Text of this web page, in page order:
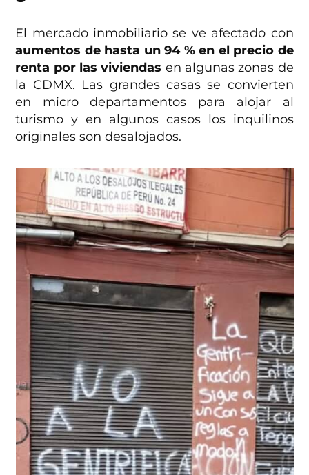
El mercado inmobiliario se ve afectado con
aumentos de hasta un 94 % en el precio de
renta por las viviendas en algunas zonas de
la CDMX. Las grandes casas se convierten
en micro departamentos para alojar al
turismo y en algunos casos los inquilinos
originales son desalojados.